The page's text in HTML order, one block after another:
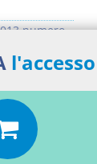
numero
numero
l'accesso